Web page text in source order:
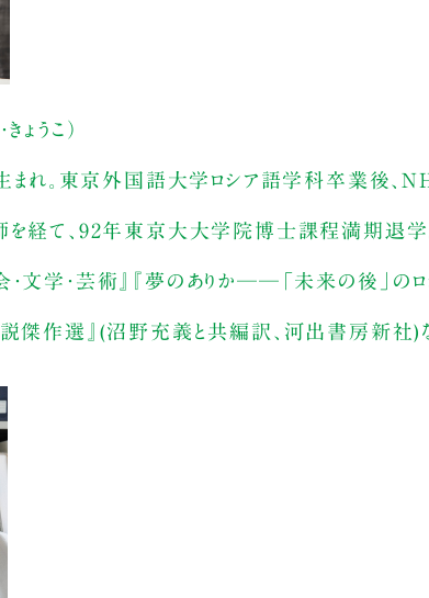
ょうこ）
まれ。東京外国語大学ロシア語学科卒業後、
経て、92年東京大大学院博士課程満期退学
文学・芸術』『夢のありか──「未来の後」の
傑作選』(沼野充義と共編訳、河出書房新社)な